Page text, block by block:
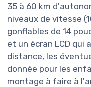
35 à 60 km
niveaux de vitesse
gonflables de 14
et un écran LCD qui
distance, les
donnée pour les
montage à faire à